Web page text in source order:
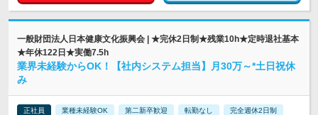
一般財団法人日本健康文化振興会 | ★完休2日制★残業10h★定時退社基本
★年休122日★実働7.5h
業界未経験からOK！【社内システム担当】月30万～*土日祝休
み
正社員 業種未経験OK 第二新卒歓迎 転勤なし 完全週休2日制